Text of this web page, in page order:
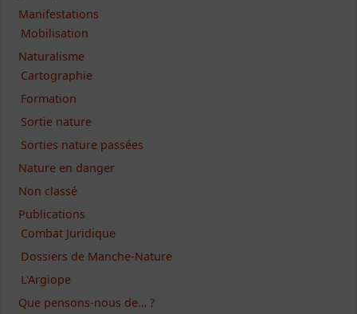
Manifestations
Mobilisation
Naturalisme
Cartographie
Formation
Sortie nature
Sorties nature passées
Nature en danger
Non classé
Publications
Combat Juridique
Dossiers de Manche-Nature
L'Argiope
Que pensons-nous de… ?